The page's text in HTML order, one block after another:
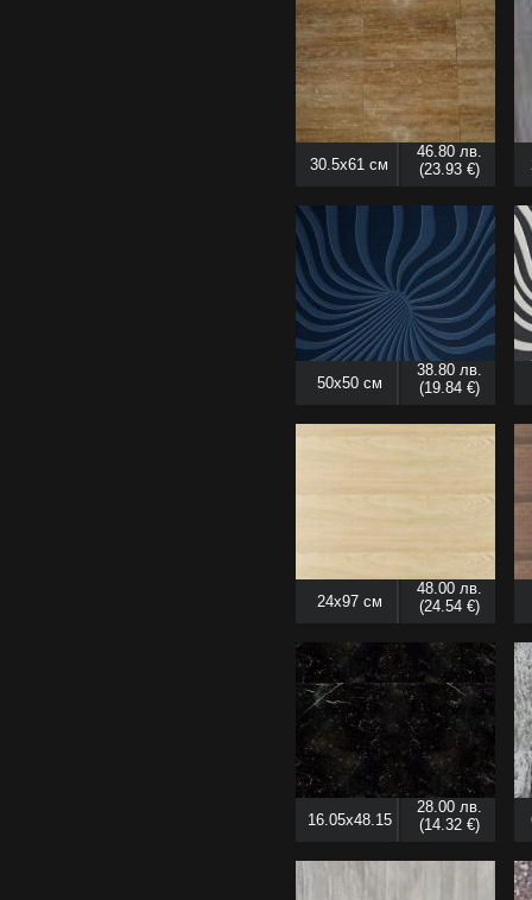
30.5x61 см
46.80 лв.
(23.93 €)
50x50 см
38.80 лв.
(19.84 €)
24x97 см
48.00 лв.
(24.54 €)
16.05x48.15
см
28.00 лв.
(14.32 €)